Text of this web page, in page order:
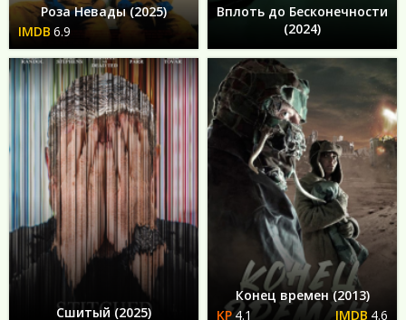
Роза Невады (2025)
6.9
Вплоть до Бесконечности
(2024)
Сшитый (2025)
Конец времен (2013)
4.1
4.6